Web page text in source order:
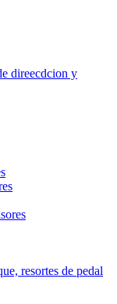
direecdcion y
resortes de pedal